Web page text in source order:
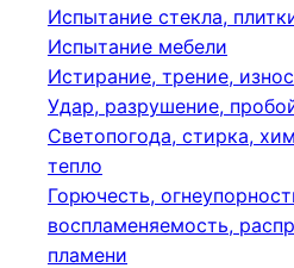
Испытание стекла,
Испытание мебели
Истирание, трение,
Удар, разрушение,
Светопогода, стирка,
тепло
Горючесть,
воспламеняемость,
пламени